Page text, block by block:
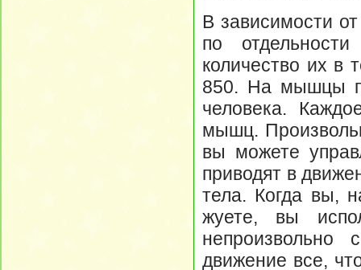
В зависимости
по
количество их в
850. На мышцы
человека.
мышц.
вы можете
приводят в
тела. Когда вы,
жуете, вы
движение все,